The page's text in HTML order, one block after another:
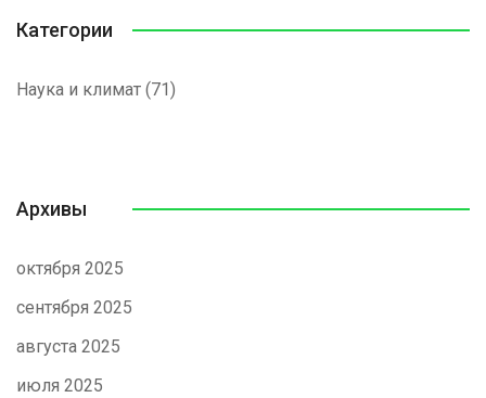
Категории
Наука и климат (71)
Архивы
октября 2025
сентября 2025
августа 2025
июля 2025